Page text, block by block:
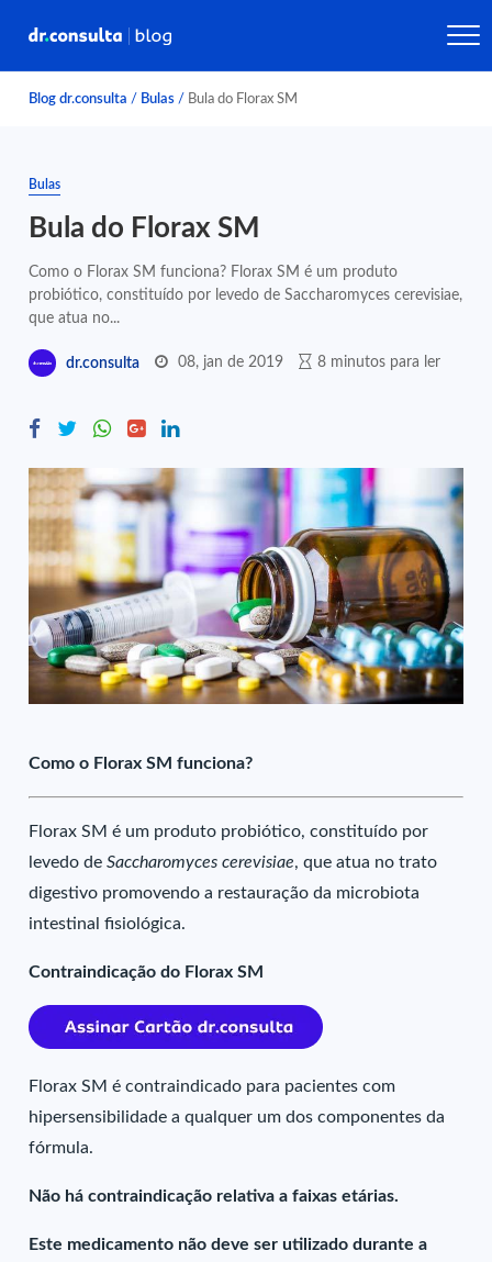
Blog dr.consulta / Bulas / Bula do Florax SM
Bulas
Bula do Florax SM
Como o Florax SM funciona? Florax SM é um produto
probiótico, constituído por levedo de Saccharomyces cerevisiae,
que atua no...
dr.consulta 08, jan de 2019 8 minutos para ler
Como o Florax SM funciona?
Florax SM é um produto probiótico, constituído por
levedo deSaccharomyces cerevisiae, que atua no trato
digestivo promovendo a restauração da microbiota
intestinal fisiológica.
Contraindicação do Florax SM
Florax SM é contraindicado para pacientes com
hipersensibilidade a qualquer um dos componentes da
fórmula.
Não há contraindicação relativa a faixas etárias.
Este medicamento não deve ser utilizado durante a